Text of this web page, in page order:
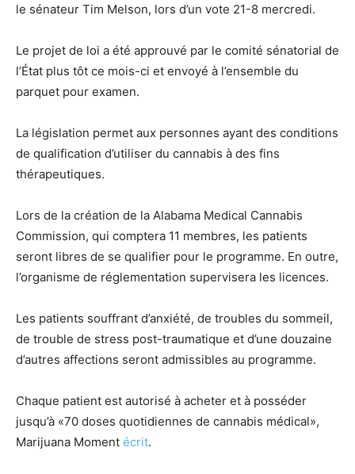
le sénateur Tim Melson, lors d’un vote 21-8 mercredi.
Le projet de loi a été approuvé par le comité sénatorial de
l’État plus tôt ce mois-ci et envoyé à l’ensemble du
parquet pour examen.
La législation permet aux personnes ayant des conditions
de qualification d’utiliser du cannabis à des fins
thérapeutiques.
Lors de la création de la Alabama Medical Cannabis
Commission, qui comptera 11 membres, les patients
seront libres de se qualifier pour le programme. En outre,
l’organisme de réglementation supervisera les licences.
Les patients souffrant d’anxiété, de troubles du sommeil,
de trouble de stress post-traumatique et d’une douzaine
d’autres affections seront admissibles au programme.
Chaque patient est autorisé à acheter et à posséder
jusqu’à «70 doses quotidiennes de cannabis médical»,
Marijuana Moment écrit.